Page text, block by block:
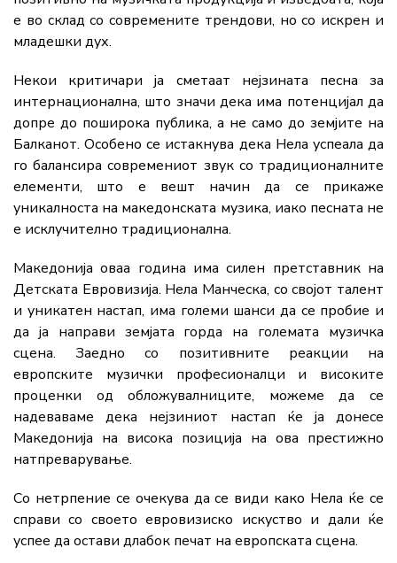
е во склад со современите трендови, но со искрен и
младешки дух.
Некои критичари ја сметаат нејзината песна за
интернационална, што значи дека има потенцијал да
допре до поширока публика, а не само до земјите на
Балканот. Особено се истакнува дека Нела успеала да
го балансира современиот звук со традиционалните
елементи, што е вешт начин да се прикаже
уникалноста на македонската музика, иако песната не
е исклучително традиционална.
Македонија оваа година има силен претставник на
Детската Евровизија. Нела Манческа, со својот талент
и уникатен настап, има големи шанси да се пробие и
да ја направи земјата горда на големата музичка
сцена. Заедно со позитивните реакции на
европските музички професионалци и високите
проценки од обложувалниците, можеме да се
надеваваме дека нејзиниот настап ќе ја донесе
Македонија на висока позиција на ова престижно
натпреварување.
Со нетрпение се очекува да се види како Нела ќе се
справи со своето евровизиско искуство и дали ќе
успее да остави длабок печат на европската сцена.